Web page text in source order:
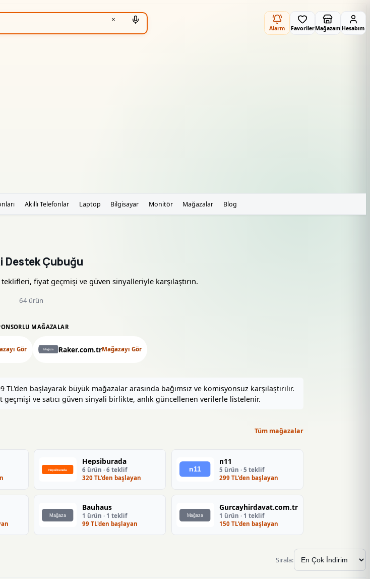
×
Alarm FavorilerMağazam Hesabım
Akıllı Telefonlar Laptop Bilgisayar Monitör Mağazalar Blog
Destek Çubuğu
fiyat geçmişi ve güven sinyalleriyle karşılaştırın.
64 ürün
MAĞAZALAR
Gör Raker.com.trMağazayı Gör
başlayarak büyük mağazalar arasında bağımsız ve komisyonsuz karşılaştırılır.
ve satıcı güven sinyali birlikte, anlık güncellenen verilerle listelenir.
Tüm mağazalar
Hepsiburada
6 ürün · 6 teklif
320 TL'den başlayan
n11
5 ürün · 5 teklif
299 TL'den başlayan
Bauhaus
1 ürün · 1 teklif
99 TL'den başlayan
Gurcayhirdavat.com.tr
1 ürün · 1 teklif
150 TL'den başlayan
Sırala: